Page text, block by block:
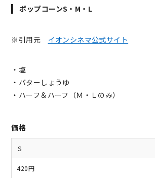
ポップコーンS・M・L
※引用元 イオンシネマ公式サイト
・塩
・バターしょうゆ
・ハーフ＆ハーフ（Ｍ・Ｌのみ）
価格
Ｓ
420円